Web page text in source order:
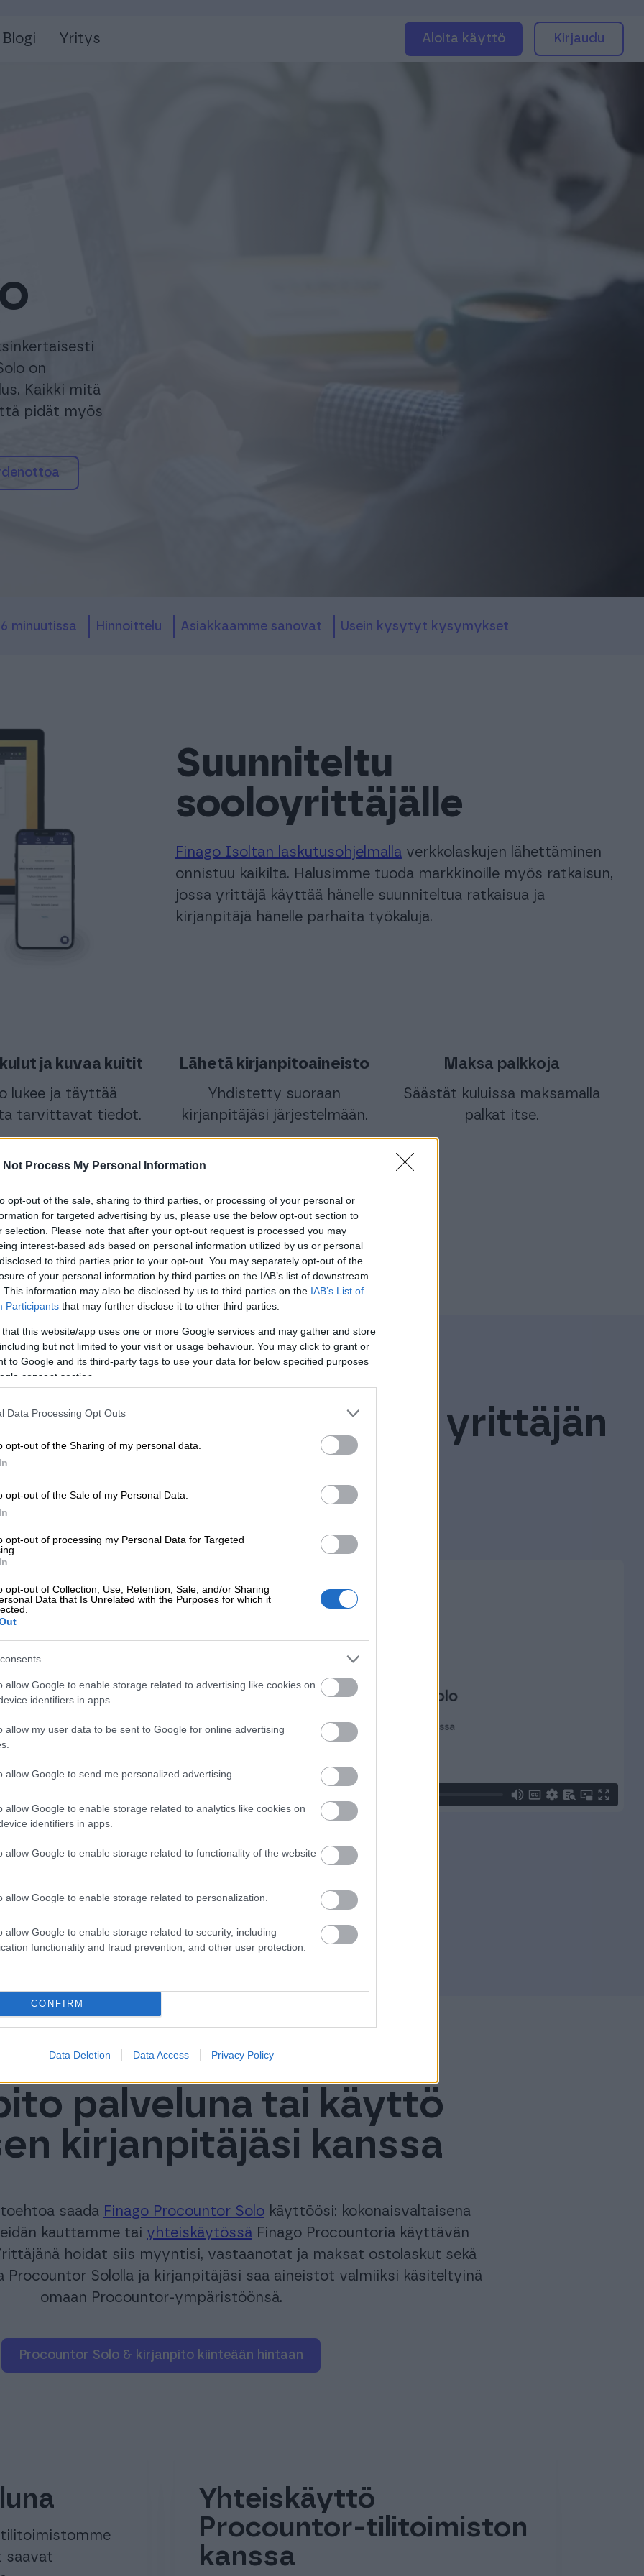
Not Process My Personal Information
opt-out of the sale, sharing to third parties, or processing of your personal or
for targeted advertising by us, please use the below opt-out section to
selection. Please note that after your opt-out request is processed you may
interest-based ads based on personal information utilized by us or personal
to third parties prior to your opt-out. You may separately opt-out of the
of your personal information by third parties on the IAB’s list of downstream
This information may also be disclosed by us to third parties on the IAB’s List of
Participants that may further disclose it to other third parties.
that this website/app uses one or more Google services and may gather and store
but not limited to your visit or usage behaviour. You may click to grant or
to Google and its third-party tags to use your data for below specified purposes
consent section.
Data Processing Opt Outs
opt-out of the Sharing of my personal data.
opt-out of the Sale of my Personal Data.
opt-out of processing my Personal Data for Targeted
opt-out of Collection, Use, Retention, Sale, and/or Sharing
Data that Is Unrelated with the Purposes for which it
allow Google to enable storage related to advertising like cookies on
identifiers in apps.
allow my user data to be sent to Google for online advertising
allow Google to send me personalized advertising.
allow Google to enable storage related to analytics like cookies on
identifiers in apps.
allow Google to enable storage related to functionality of the website
allow Google to enable storage related to personalization.
allow Google to enable storage related to security, including
functionality and fraud prevention, and other user protection.
CONFIRM
Data Deletion Data Access Privacy Policy
Blogi Yritys Aloita käyttö Kirjaudu
on
Kaikki mitä
pidät myös
6 minuutissa hinnoittelu asiakkaamme sanovat usein kysytyt kysymykset
Suunniteltu
sooloyrittäjälle
Finago Isoltan laskutusohjelmallaverkkolaskujen lähettäminen
onnistuu kaikilta. Halusimme tuoda markkinoille myös ratkaisun,
jossa yrittäjä käyttää hänelle suunniteltua ratkaisua ja
kirjanpitäjä hänelle parhaita työkaluja.
ja kuvaa kuitit
lukee ja täyttää
tarvittavat tiedot.
Lähetä kirjanpitoaineisto
Yhdistetty suoraan
kirjanpitäjäsi järjestelmään.
Maksa palkkoja
Säästät kuluissa maksamalla
palkat itse.
Yrittäjälle suunniteltu | Vaatii kirjanpitäjän
Solo tehostaa yrittäjän
arkea
6
tulot ja kulut
eri päätelaitteilla.
ovat
puuttuvista
ei pääse
että
tutustu toiminnallisuuksiin
palveluna tai käyttö
kirjanpitäjäsi kanssa
saada Finago Procountor Solo käyttöösi: kokonaisvaltaisena
kauttamme tai yhteiskäytössä Finago Procountoria käyttävän
hoidat siis myyntisi, vastaanotat ja maksat ostolaskut sekä
Procountor Sololla ja kirjanpitäjäsi saa aineistot valmiiksi käsiteltyinä
omaan Procountor-ympäristöönsä.
Procountor Solo & kirjanpito kiinteään hintaan
saavat
Yhteiskäyttö
Procountor-tilitoimiston
kanssa